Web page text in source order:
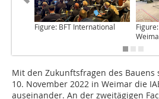
Figure: BFT International
Mit den Zukunftsfragen des Bauens
10. November 2022 in Weimar die
auseinander. An der zweitägigen